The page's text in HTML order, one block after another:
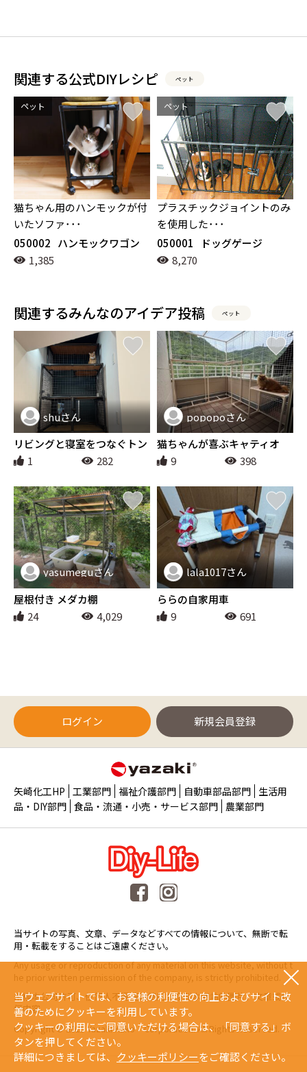
関連する公式DIYレシピ ペット
ペット
猫ちゃん用のハンモックが付
いたソファ･･･
050002 ハンモックワゴン
1,385
ペット
プラスチックジョイントのみ
を使用した･･･
050001
ドッグゲージ
8,270
関連するみんなのアイデア投稿 ペット
ペット
shuさん
リビングと寝室をつなぐトン
ネルハウス
1 282
ペット
popopoさん
猫ちゃんが喜ぶキャティオ
9
398
ペット
yasumeguさん
屋根付き メダカ棚
24
4,029
ペット
lala1017さん
ららの自家用車
9
691
ログイン 新規会員登録
矢崎化工HP 工業部門 福祉介護部門 自動車部品部門 生活用
品・DIY部門 食品・流通・小売・サービス部門 農業部門
当サイトの写真、文章、データなどすべての情報について、無断で転
用・転載をすることはご遠慮ください。
Any usage or reproduction of any material on this website, without t
he prior written permission of the company, is strictly prohibited.
未經本公司許可、任何人不得擅自使用或複製本網站的圖片、文章或任
何内容。
Copyright © 2015 Yazaki Kako Corporation. All Rights Reserved.
当ウェブサイトでは、お客様の利便性の向上およびサイト改
善のためにクッキーを利用しています。
クッキーの利用にご同意いただける場合は、「同意する」ボ
タンを押してください。
詳細につきましては、 クッキーポリシーをご確認ください。